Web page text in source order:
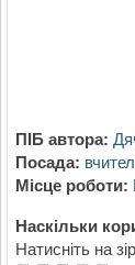
ПІБ автора:
Посада:
Місце роботи:
Наскільки
Натисніть на